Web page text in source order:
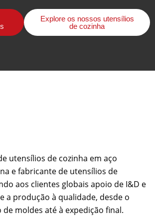
Explore os nossos utensílios
de cozinha
utensílios de cozinha em aço
e fabricante de utensílios de
aos clientes globais apoio de I&D e
a produção à qualidade, desde o
moldes até à expedição final.